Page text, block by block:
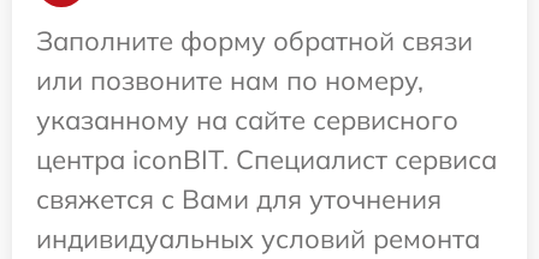
Заполните форму обратной связи
или позвоните нам по номеру,
указанному на сайте сервисного
центра iconBIT. Специалист сервиса
свяжется с Вами для уточнения
индивидуальных условий ремонта